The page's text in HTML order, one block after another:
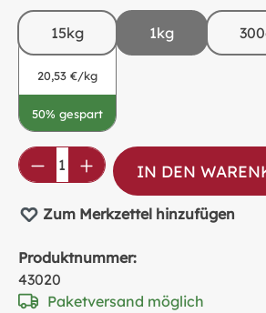
15kg
20,53 €/kg
50% gespart
1kg
Produkt Anzahl: Gib den
IN DEN
Zum Merkzettel hinzufügen
Produktnummer:
43020
Paketversand möglich